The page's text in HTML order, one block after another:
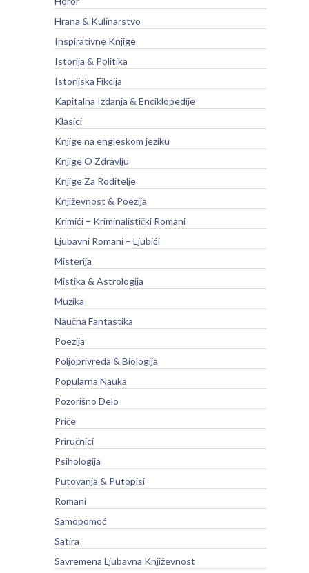
Hrana & Kulinarstvo
Inspirativne Knjige
Istorija & Politika
Istorijska Fikcija
Kapitalna Izdanja & Enciklopedije
Klasici
Knjige na engleskom jeziku
Knjige O Zdravlju
Knjige Za Roditelje
Književnost & Poezija
Krimići – Kriminalistički Romani
Ljubavni Romani – Ljubići
Misterija
Mistika & Astrologija
Muzika
Naučna Fantastika
Poezija
Poljoprivreda & Biologija
Popularna Nauka
Pozorišno Delo
Priče
Priručnici
Psihologija
Putovanja & Putopisi
Romani
Samopomoć
Satira
Savremena Ljubavna Književnost